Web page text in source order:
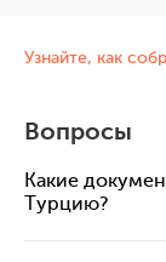
Узнайте, как
Вопросы
Какие
Турцию?